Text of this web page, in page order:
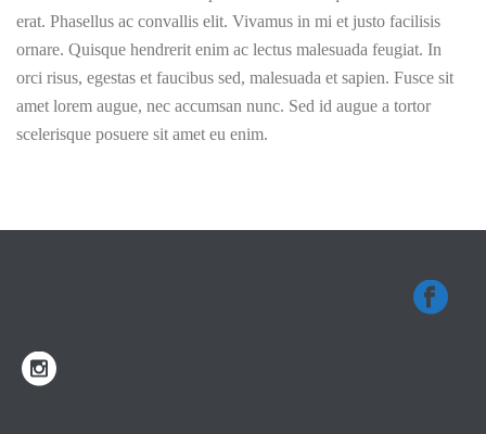
erat. Phasellus ac convallis elit. Vivamus in mi et justo facilisis
ornare. Quisque hendrerit enim ac lectus malesuada feugiat. In
orci risus, egestas et faucibus sed, malesuada et sapien. Fusce sit
amet lorem augue, nec accumsan nunc. Sed id augue a tortor
scelerisque posuere sit amet eu enim.